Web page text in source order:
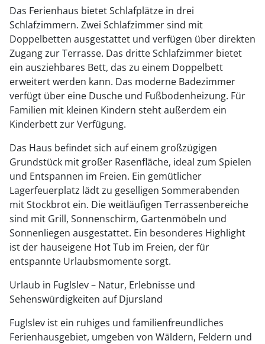
Das Ferienhaus bietet Schlafplätze in drei
Schlafzimmern. Zwei Schlafzimmer sind mit
Doppelbetten ausgestattet und verfügen über direkten
Zugang zur Terrasse. Das dritte Schlafzimmer bietet
ein ausziehbares Bett, das zu einem Doppelbett
erweitert werden kann. Das moderne Badezimmer
verfügt über eine Dusche und Fußbodenheizung. Für
Familien mit kleinen Kindern steht außerdem ein
Kinderbett zur Verfügung.
Das Haus befindet sich auf einem großzügigen
Grundstück mit großer Rasenfläche, ideal zum Spielen
und Entspannen im Freien. Ein gemütlicher
Lagerfeuerplatz lädt zu geselligen Sommerabenden
mit Stockbrot ein. Die weitläufigen Terrassenbereiche
sind mit Grill, Sonnenschirm, Gartenmöbeln und
Sonnenliegen ausgestattet. Ein besonderes Highlight
ist der hauseigene Hot Tub im Freien, der für
entspannte Urlaubsmomente sorgt.
Urlaub in Fuglslev – Natur, Erlebnisse und
Sehenswürdigkeiten auf Djursland
Fuglslev ist ein ruhiges und familienfreundliches
Ferienhausgebiet, umgeben von Wäldern, Feldern und